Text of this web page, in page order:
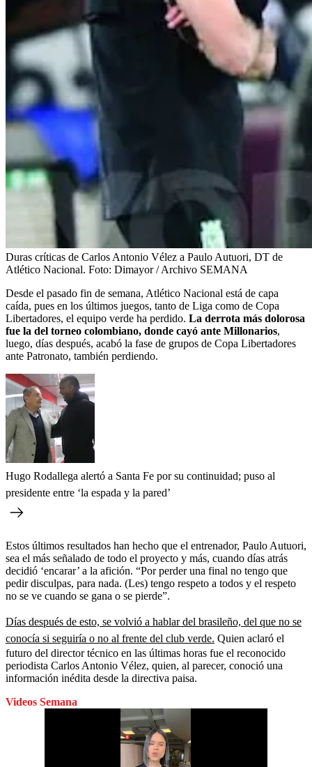
Duras críticas de Carlos Antonio Vélez a Paulo Autuori, DT de
Atlético Nacional. Foto: Dimayor / Archivo SEMANA
Desde el pasado fin de semana, Atlético Nacional está de capa
caída, pues en los últimos juegos, tanto de Liga como de Copa
Libertadores, el equipo verde ha perdido. La derrota más dolorosa
fue la del torneo colombiano, donde cayó ante Millonarios,
luego, días después, acabó la fase de grupos de Copa Libertadores
ante Patronato, también perdiendo.
Hugo Rodallega alertó a Santa Fe por su continuidad; puso al
presidente entre ‘la espada y la pared’
Estos últimos resultados han hecho que el entrenador, Paulo Autuori,
sea el más señalado de todo el proyecto y más, cuando días atrás
decidió ‘encarar’ a la afición. “Por perder una final no tengo que
pedir disculpas, para nada. (Les) tengo respeto a todos y el respeto
no se ve cuando se gana o se pierde”.
Días después de esto, se volvió a hablar del brasileño, del que no se
conocía si seguiría o no al frente del club verde. Quien aclaró el
futuro del director técnico en las últimas horas fue el reconocido
periodista Carlos Antonio Vélez, quien, al parecer, conoció una
información inédita desde la directiva paisa.
Videos Semana